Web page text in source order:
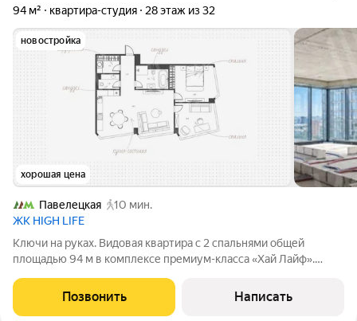
94 м² квартира-студия 28 этаж из 32
новостройка
хорошая цена
Павелецкая
10 мин.
ЖК HIGH LIFE
Ключи на руках. Видовая квартира с 2 спальнями общей
площадью 94 м в комплексе премиум-класса «Хай Лайф».
Свободная планировка позволяет организовать пространство
по собственному усмотрению.
Позвонить Написать